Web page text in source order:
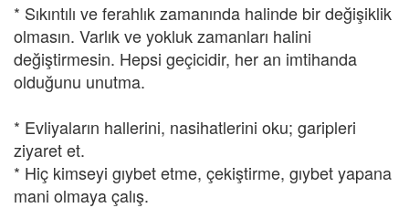
* Sıkıntılı ve ferahlık zamanında halinde bir değişiklik
olmasın. Varlık ve yokluk zamanları halini
değiştirmesin. Hepsi geçicidir, her an imtihanda
olduğunu unutma.
* Evliyaların hallerini, nasihatlerini oku; garipleri
ziyaret et.
* Hiç kimseyi gıybet etme, çekiştirme, gıybet yapana
mani olmaya çalış.